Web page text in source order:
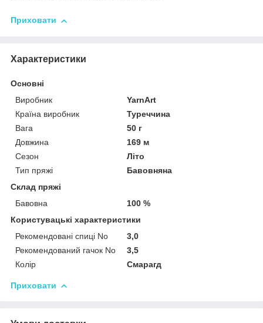
Приховати
Характеристики
Основні
Виробник
YarnArt
Країна виробник
Туреччина
Вага
50 г
Довжина
169 м
Сезон
Літо
Тип пряжі
Бавовняна
Склад пряжі
Бавовна
100 %
Користувацькі характеристики
Рекомендовані спиці No
3,0
Рекомендований гачок No
3,5
Колір
Смарагд
Приховати